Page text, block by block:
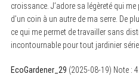
croissance. J’adore sa légèreté qui
d’un coin à un autre de ma serre. De
ce qui me permet de travailler sans
incontournable pour tout jardinier
EcoGardener_29 (2025-08-19) Note :